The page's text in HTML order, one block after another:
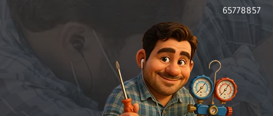
65778857